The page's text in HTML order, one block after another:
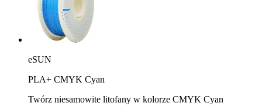
eSUN
PLA+ CMYK Cyan
Twórz niesamowite litofany w kolorze CMYK Cyan